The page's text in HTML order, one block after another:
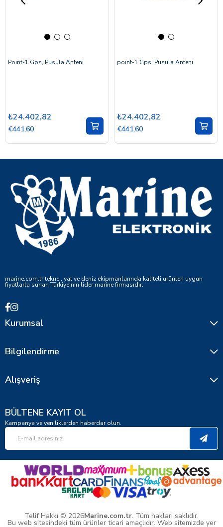
Point-1 Gps, Pusula Anteni
₺24.402,82
€441,60
point-1 Gps, Pusula Anteni
₺24.402,82
€441,60
marine.com.tr tekne , yat ve deniz ekipmanlarında kaliteli ürünleri uygun
fiyatlarla sunan Türkiye'nin lider marine firmasıdır.
Kurumsal
Bilgilendirme
Alışveriş
BÜLTENE KAYIT OL
Kampanya ve yeniliklerden haberdar olun.
Telif Hakkı © 2026Marine.com.tr. Tüm hakları saklıdır.
Bu web sitesindeki tüm ürünler ticari amaçlıdır. Web sitemizde yer